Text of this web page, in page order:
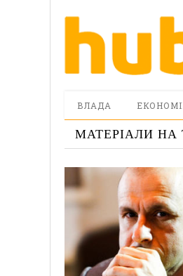
ВЛАДА
МАТЕРІАЛИ НА